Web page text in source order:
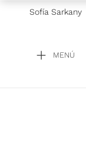
Sofía Sarkany
MENÚ